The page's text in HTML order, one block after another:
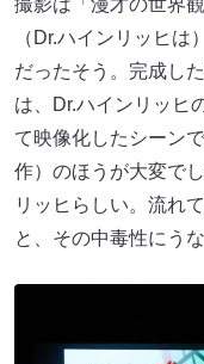
撮影は「漫才の世界
（Dr.ハインリッヒは
だったそう。完成し
は、Dr.ハインリッヒ
て映像化したシーン
作）のほうが大変で
リッヒらしい。流れ
と、その中毒性にう